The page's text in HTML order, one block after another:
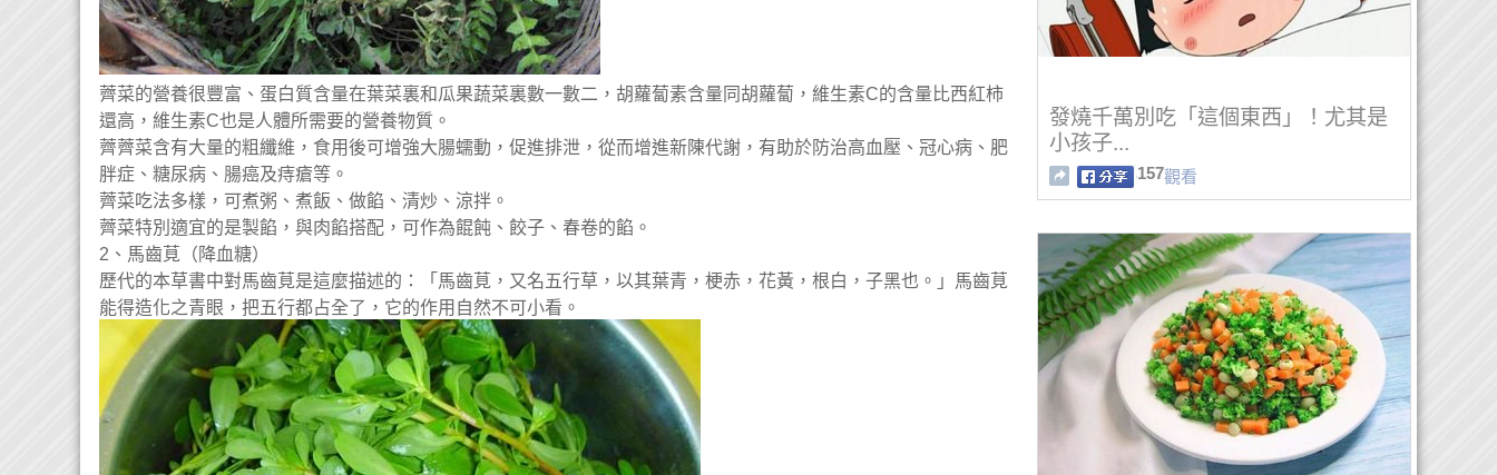
薺菜的營養很豐富、蛋白質含量在葉菜裏和瓜果蔬菜裏數一數二，胡蘿蔔素含量同胡蘿蔔，維生素C的含量比西紅柿
還高，維生素C也是人體所需要的營養物質。
薺薺菜含有大量的粗纖維，食用後可增強大腸蠕動，促進排泄，從而增進新陳代謝，有助於防治高血壓、冠心病、肥
胖症、糖尿病、腸癌及痔瘡等。
薺菜吃法多樣，可煮粥、煮飯、做餡、清炒、涼拌。
薺菜特別適宜的是製餡，與肉餡搭配，可作為餛飩、餃子、春卷的餡。
2、馬齒莧（降血糖）
歷代的本草書中對馬齒莧是這麼描述的：「馬齒莧，又名五行草，以其葉青，梗赤，花黃，根白，子黑也。」馬齒莧
能得造化之青眼，把五行都占全了，它的作用自然不可小看。
發燒千萬別吃「這個東西」！尤其是
小孩子...
157觀看